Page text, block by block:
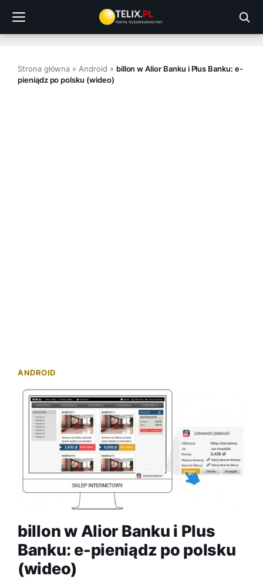
treści
Strona główna » Android » billon w Alior Banku i Plus Banku: e-
pieniądz po polsku (wideo)
ANDROID
billon w Alior Banku i Plus
Banku: e-pieniądz po polsku
(wideo)